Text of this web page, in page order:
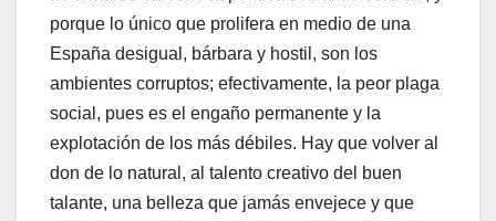
porque lo único que prolifera en medio de una
España desigual, bárbara y hostil, son los
ambientes corruptos; efectivamente, la peor plaga
social, pues es el engaño permanente y la
explotación de los más débiles. Hay que volver al
don de lo natural, al talento creativo del buen
talante, una belleza que jamás envejece y que